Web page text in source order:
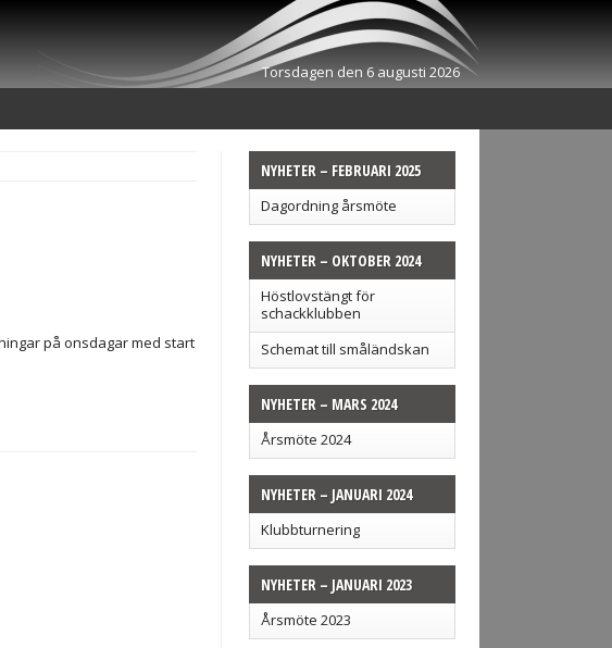
Torsdagen den 6 augusti 2026
NYHETER – FEBRUARI 2025
Dagordning årsmöte
NYHETER – OKTOBER 2024
Höstlovstängt för
schackklubben
Schemat till småländskan
NYHETER – MARS 2024
Årsmöte 2024
NYHETER – JANUARI 2024
Klubbturnering
NYHETER – JANUARI 2023
Årsmöte 2023
på onsdagar med start